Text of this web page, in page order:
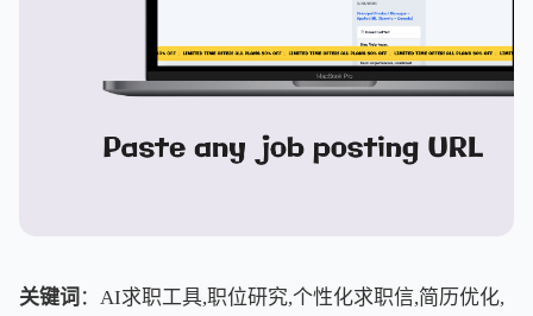
关键词 ：AI求职工具,职位研究,个性化求职信,简历优化,